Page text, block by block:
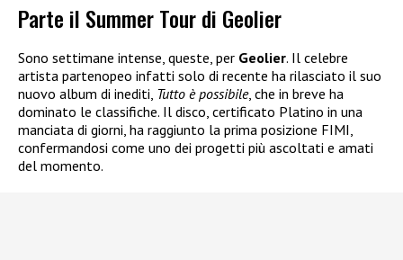
Parte il Summer Tour di Geolier
Sono settimane intense, queste, per Geolier. Il celebre
artista partenopeo infatti solo di recente ha rilasciato il suo
nuovo album di inediti, Tutto è possibile, che in breve ha
dominato le classifiche. Il disco, certificato Platino in una
manciata di giorni, ha raggiunto la prima posizione FIMI,
confermandosi come uno dei progetti più ascoltati e amati
del momento.